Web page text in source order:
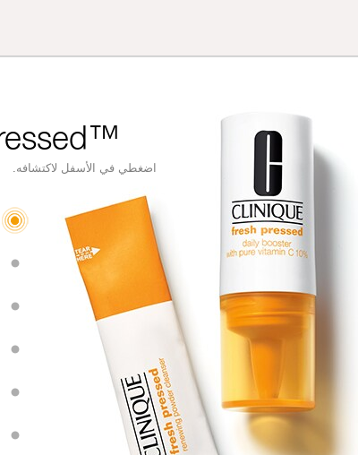
اضغطي في الأسفل لاكتشافه.